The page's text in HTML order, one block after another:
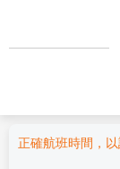
正確航班時間，